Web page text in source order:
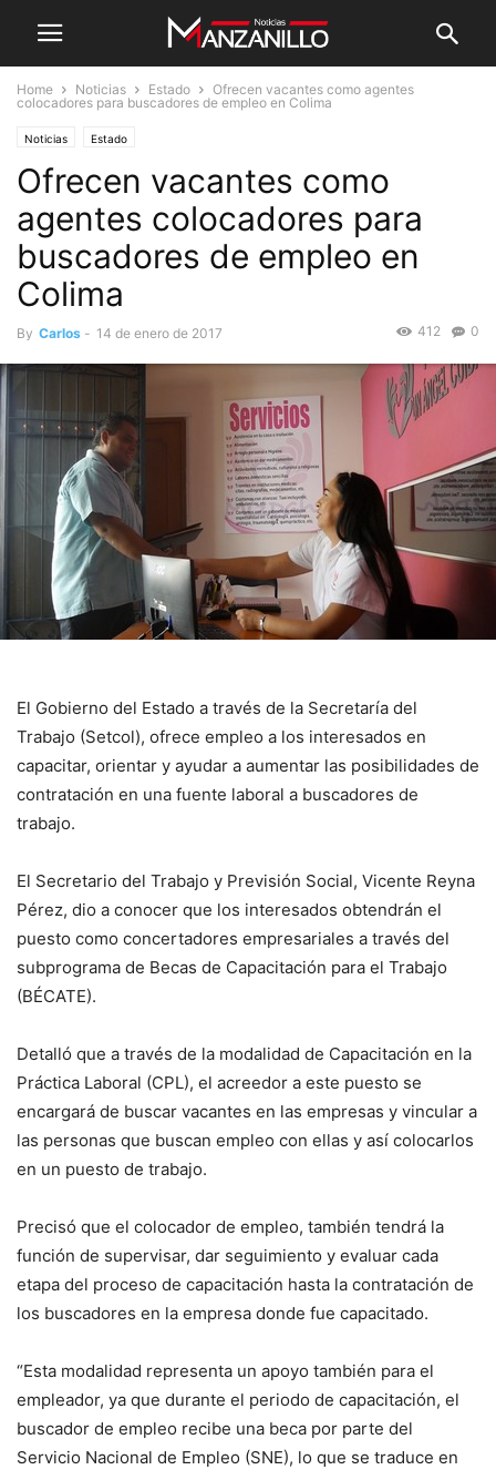
Home Noticias Estado
Ofrecen vacantes como agentes
colocadores para buscadores de empleo en Colima
Noticias Estado
Ofrecen vacantes como
agentes colocadores para
buscadores de empleo en
Colima
By Carlos - 14 de enero de 2017 0
412
El Gobierno del Estado a través de la Secretaría del
Trabajo (Setcol), ofrece empleo a los interesados en
capacitar, orientar y ayudar a aumentar las posibilidades de
contratación en una fuente laboral a buscadores de
trabajo.
El Secretario del Trabajo y Previsión Social, Vicente Reyna
Pérez, dio a conocer que los interesados obtendrán el
puesto como concertadores empresariales a través del
subprograma de Becas de Capacitación para el Trabajo
(BÉCATE).
Detalló que a través de la modalidad de Capacitación en la
Práctica Laboral (CPL), el acreedor a este puesto se
encargará de buscar vacantes en las empresas y vincular a
las personas que buscan empleo con ellas y así colocarlos
en un puesto de trabajo.
Precisó que el colocador de empleo, también tendrá la
función de supervisar, dar seguimiento y evaluar cada
etapa del proceso de capacitación hasta la contratación de
los buscadores en la empresa donde fue capacitado.
“Esta modalidad representa un apoyo también para el
empleador, ya que durante el periodo de capacitación, el
buscador de empleo recibe una beca por parte del
Servicio Nacional de Empleo (SNE), lo que se traduce en